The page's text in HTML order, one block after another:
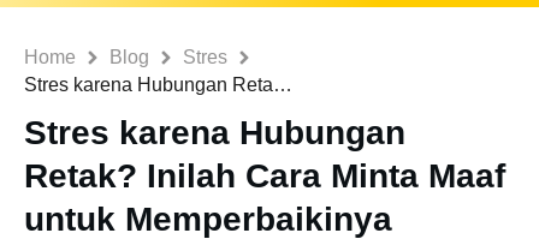
Home Blog
Stres
Stres karena Hubungan Retak? Inilah Cara Minta Maaf untuk Memperbaikinya
Stres karena Hubungan
Retak? Inilah Cara Minta Maaf
untuk Memperbaikinya